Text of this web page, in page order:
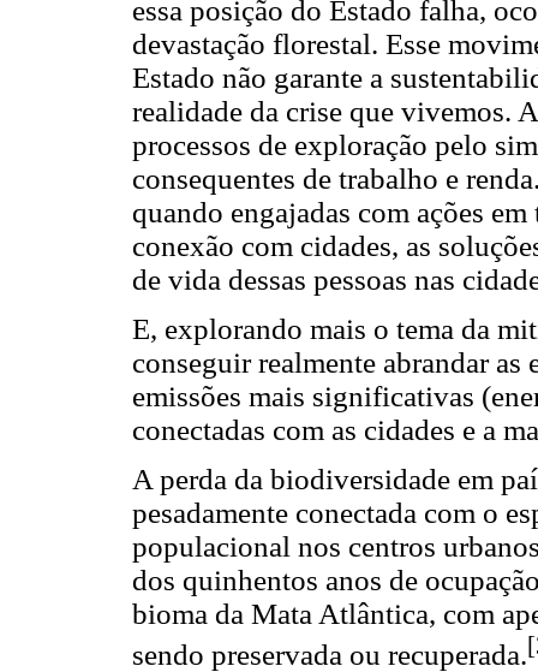
essa posição do Estado falha,
devastação florestal. Esse
Estado não garante a
realidade da crise que vivemos.
processos de exploração pelo
consequentes de trabalho e
quando engajadas com ações
conexão com cidades, as
de vida dessas pessoas nas
E, explorando mais o tema da
conseguir realmente abrandar
emissões mais significativas
conectadas com as cidades e a
A perda da biodiversidade em
pesadamente conectada com o
populacional nos centros
dos quinhentos anos de
bioma da Mata Atlântica, com
sendo preservada ou recuperada.